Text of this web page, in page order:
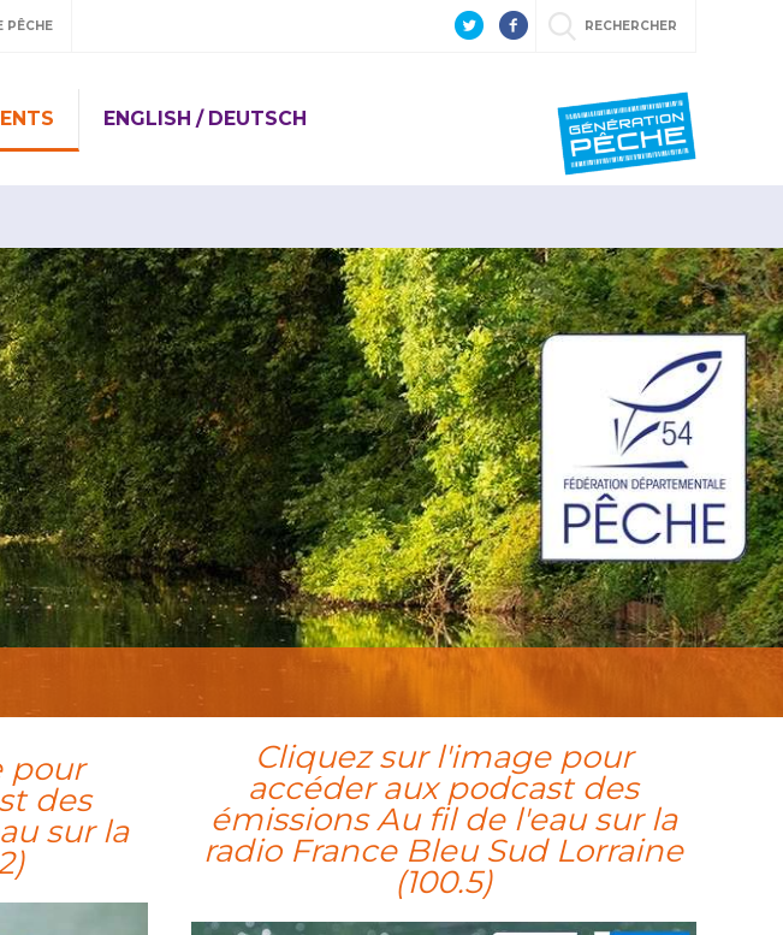
PÊCHE RECHERCHER
ENGLISH / DEUTSCH
pour
des
sur la
Cliquez sur l'image pour
accéder aux podcast des
émissions Au fil de l'eau sur la
radio France Bleu Sud Lorraine
(100.5)